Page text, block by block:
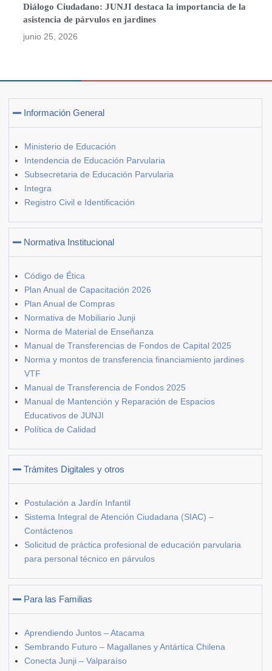
Diálogo Ciudadano: JUNJI destaca la importancia de la
asistencia de párvulos en jardines
junio 25, 2026
Información General
Ministerio de Educación
Intendencia de Educación Parvularia
Subsecretaria de Educación Parvularia
Integra
Registro Civil e Identificación
Normativa Institucional
Código de Ética
Plan Anual de Capacitación 2026
Plan Anual de Compras
Normativa de Mobiliario Junji
Norma de Material de Enseñanza
Manual de Transferencias de Fondos de Capital 2025
Norma y montos de transferencia financiamiento jardines
VTF
Manual de Transferencia de Fondos 2025
Manual de Mantención y Reparación de Espacios
Educativos de JUNJI
Política de Calidad
Trámites Digitales y otros
Postulación a Jardín Infantil
Sistema Integral de Atención Ciudadana (SIAC) –
Contáctenos
Solicitud de práctica profesional de educación parvularia
para personal técnico en párvulos
Para las Familias
Aprendiendo Juntos – Atacama
Sembrando Futuro – Magallanes y Antártica Chilena
Conecta Junji – Valparaíso